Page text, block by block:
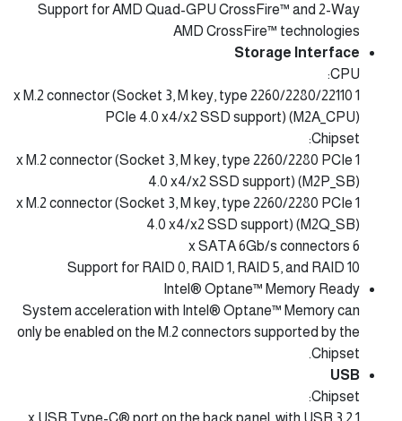
Support for AMD Quad-GPU CrossFire™ and 2-Way
AMD CrossFire™ technologies
Storage Interface
CPU:
1 x M.2 connector (Socket 3, M key, type 2260/2280/22110
PCIe 4.0 x4/x2 SSD support) (M2A_CPU)
Chipset:
1 x M.2 connector (Socket 3, M key, type 2260/2280 PCIe
4.0 x4/x2 SSD support) (M2P_SB)
1 x M.2 connector (Socket 3, M key, type 2260/2280 PCIe
4.0 x4/x2 SSD support) (M2Q_SB)
6 x SATA 6Gb/s connectors
Support for RAID 0, RAID 1, RAID 5, and RAID 10
Intel® Optane™ Memory Ready
System acceleration with Intel® Optane™ Memory can
only be enabled on the M.2 connectors supported by the
Chipset.
USB
Chipset:
1 x USB Type-C® port on the back panel, with USB 3.2